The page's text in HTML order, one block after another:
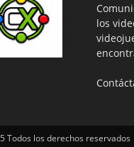
los
Todos los derechos reservados